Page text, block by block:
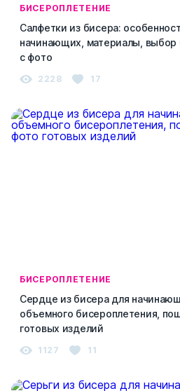
БИСЕРОПЛЕТЕНИЕ
Салфетки из бисера:
начинающих, материалы, выбор
с фото
2228 17
БИСЕРОПЛЕТЕНИЕ
Сердце из бисера для
объемного бисероплетения,
готовых изделий
1127 11